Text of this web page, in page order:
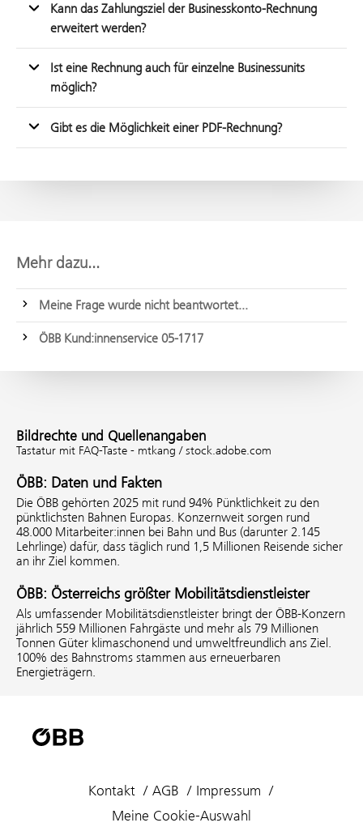
Kann das Zahlungsziel der Businesskonto-Rechnung
erweitert werden?
Ist eine Rechnung auch für einzelne Businessunits
möglich?
Gibt es die Möglichkeit einer PDF-Rechnung?
Mehr dazu...
Meine Frage wurde nicht beantwortet...
ÖBB Kund:innenservice 05-1717
Bildrechte und Quellenangaben
Tastatur mit FAQ-Taste - mtkang / stock.adobe.com
ÖBB: Daten und Fakten
Die ÖBB gehörten 2025 mit rund 94% Pünktlichkeit zu den
pünktlichsten Bahnen Europas. Konzernweit sorgen rund
48.000 Mitarbeiter:innen bei Bahn und Bus (darunter 2.145
Lehrlinge) dafür, dass täglich rund 1,5 Millionen Reisende sicher
an ihr Ziel kommen.
ÖBB: Österreichs größter Mobilitätsdienstleister
Als umfassender Mobilitätsdienstleister bringt der ÖBB-Konzern
jährlich 559 Millionen Fahrgäste und mehr als 79 Millionen
Tonnen Güter klimaschonend und umweltfreundlich ans Ziel.
100% des Bahnstroms stammen aus erneuerbaren
Energieträgern.
Kontakt AGB
Impressum
Meine Cookie-Auswahl